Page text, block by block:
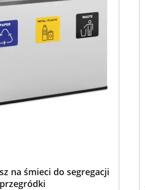
na śmieci do segregacji